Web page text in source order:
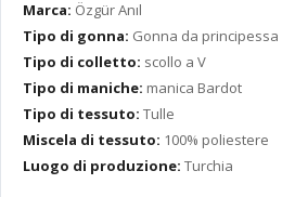
Marca: Özgür Anıl
Tipo di gonna: Gonna da principessa
Tipo di colletto: scollo a V
Tipo di maniche: manica Bardot
Tipo di tessuto: Tulle
Miscela di tessuto: 100% poliestere
Luogo di produzione: Turchia